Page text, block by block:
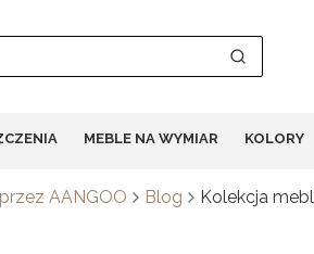
WyczyśćSzukaj
MEBLE NA WYMIAR KOLORY
AANGOO Blog Kolekcja